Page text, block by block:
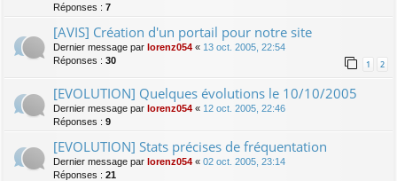
Réponses : 7
[AVIS] Création d'un portail pour notre site
Dernier message par lorenz054 « 13 oct. 2005, 22:54
Réponses : 30 1 2
[EVOLUTION] Quelques évolutions le 10/10/2005
Dernier message par lorenz054 « 12 oct. 2005, 22:46
Réponses : 9
[EVOLUTION] Stats précises de fréquentation
Dernier message par lorenz054 « 02 oct. 2005, 23:14
Réponses : 21